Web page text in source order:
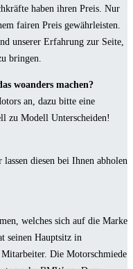
haben ihren Preis. Nur
fairen Preis gewährleisten.
unserer Erfahrung zur Seite,
bringen.
woanders machen?
an, dazu bitte eine
zu Modell Unterscheiden!
diesen bei Ihnen abholen
welches sich auf die Marke
seinen Hauptsitz in
Die Motorschmiede